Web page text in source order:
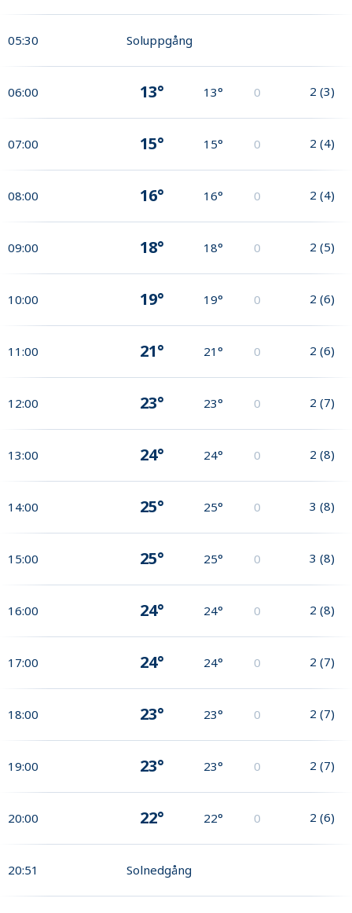
05:30 Soluppgång
06:00 13° 13° 0 2 (3)
07:00 15° 15° 0 2 (4)
08:00 16° 16° 0 2 (4)
09:00 18° 18° 0 2 (5)
10:00 19° 19° 0 2 (6)
11:00 21° 21° 0 2 (6)
12:00 23° 23° 0 2 (7)
13:00 24° 24° 0 2 (8)
14:00 25° 25° 0 3 (8)
15:00 25° 25° 0 3 (8)
16:00 24° 24° 0 2 (8)
17:00 24° 24° 0 2 (7)
18:00 23° 23° 0 2 (7)
19:00 23° 23° 0 2 (7)
20:00 22° 22° 0 2 (6)
20:51 Solnedgång